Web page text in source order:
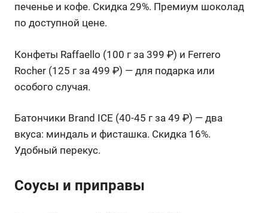
печенье и кофе. Скидка 29%. Премиум шоколад
по доступной цене.
Конфеты Raffaello (100 г за 399 ₽) и Ferrero
Rocher (125 г за 499 ₽) — для подарка или
особого случая.
Батончики Brand ICE (40-45 г за 49 ₽) — два
вкуса: миндаль и фисташка. Скидка 16%.
Удобный перекус.
Соусы и приправы